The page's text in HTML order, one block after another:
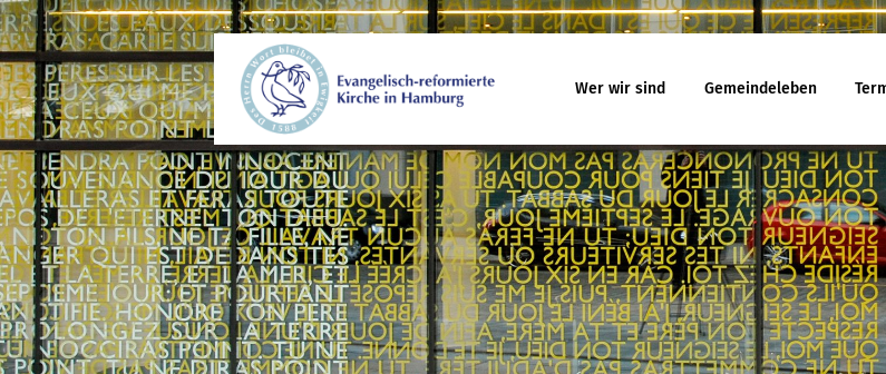
Wer wir sind Gemeindeleben
Wer wir sind
Wo wir zusammenkommen
Geschichte unserer Gemeinde
Wie wir uns organisieren
Pastoren
Gemeindeleben
Begegnungskreise
Kirchenmusik
Projekte und Kooperationen
Engagement
Termine
Gottesdienst
Veranstaltungen
Reisen